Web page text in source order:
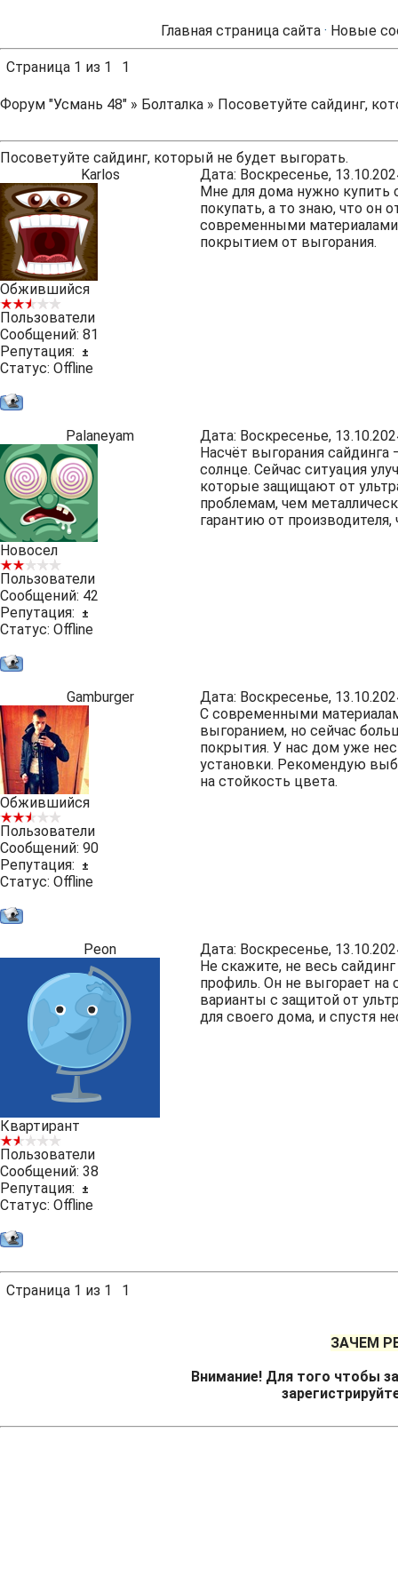
Главная страница сайта · Новые
Страница 1 из 1 1
Форум "Усмань 48" » Болталка » Посоветуйте сайдинг,
Посоветуйте сайдинг, который не будет выгорать.
Karlos
Дата: Воскресенье,
Обжившийся
Пользователи
Сообщений: 81
Репутация:
±
Статус: Offline
Мне для дома нужно купить
покупать, а то знаю, что он
современными
покрытием от выгорания.
Palaneyam Дата: Воскресенье,
Новосел
Пользователи
Сообщений: 42
Репутация:
±
Статус: Offline
Насчёт выгорания
солнце. Сейчас ситуация
которые защищают от
проблемам, чем
гарантию от
Gamburger Дата: Воскресенье,
Обжившийся
Пользователи
Сообщений: 90
Репутация:
±
Статус: Offline
С современными
выгоранием, но сейчас
покрытия. У нас дом уже
установки. Рекомендую
на стойкость цвета.
Peon Дата: Воскресенье,
Квартирант
Пользователи
Сообщений: 38
Репутация:
±
Статус: Offline
Не скажите, не весь
профиль. Он не выгорает на
варианты с защитой от
для своего дома, и спустя
Страница 1 из 1 1
ЗАЧЕМ
Внимание! Для того чтобы